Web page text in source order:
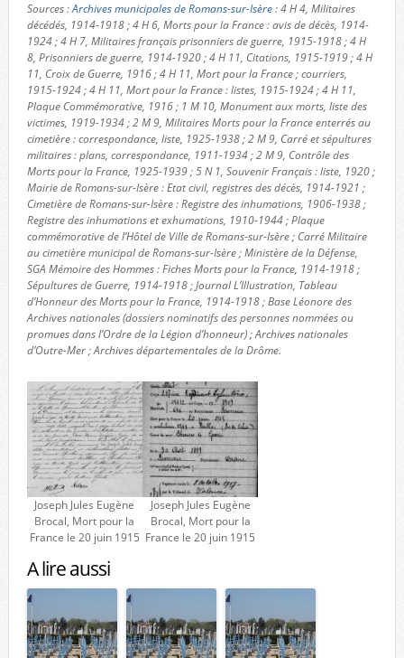
Sources :Archives municipales de Romans-sur-Isère: 4 H 4, Militaires
décédés, 1914-1918 ; 4 H 6, Morts pour la France : avis de décès, 1914-
1924 ; 4 H 7, Militaires français prisonniers de guerre, 1915-1918 ; 4 H
8, Prisonniers de guerre, 1914-1920 ; 4 H 11, Citations, 1915-1919 ; 4 H
11, Croix de Guerre, 1916 ; 4 H 11, Mort pour la France ; courriers,
1915-1924 ; 4 H 11, Mort pour la France : listes, 1915-1924 ; 4 H 11,
Plaque Commémorative, 1916 ; 1 M 10, Monument aux morts, liste des
victimes, 1919-1934 ; 2 M 9, Militaires Morts pour la France enterrés au
cimetière : correspondance, liste, 1925-1938 ; 2 M 9, Carré et sépultures
militaires : plans, correspondance, 1911-1934 ; 2 M 9, Contrôle des
Morts pour la France, 1925-1939 ; 5 N 1, Souvenir Français : liste, 1920 ;
Mairie de Romans-sur-Isère : Etat civil, registres des décès, 1914-1921 ;
Cimetière de Romans-sur-Isère : Registre des inhumations, 1906-1938 ;
Registre des inhumations et exhumations, 1910-1944 ; Plaque
commémorative de l’Hôtel de Ville de Romans-sur-Isère ; Carré Militaire
au cimetière municipal de Romans-sur-Isère ; Ministère de la Défense,
SGA Mémoire des Hommes : Fiches Morts pour la France, 1914-1918 ;
Sépultures de Guerre, 1914-1918 ; Journal L’Illustration, Tableau
d’Honneur des Morts pour la France, 1914-1918 ; Base Léonore des
Archives nationales (dossiers nominatifs des personnes nommées ou
promues dans l’Ordre de la Légion d’honneur) ; Archives nationales
d’Outre-Mer ; Archives départementales de la Drôme.
Joseph Jules Eugène
Brocal, Mort pour la
France le 20 juin 1915
Joseph Jules Eugène
Brocal, Mort pour la
France le 20 juin 1915
A lire aussi